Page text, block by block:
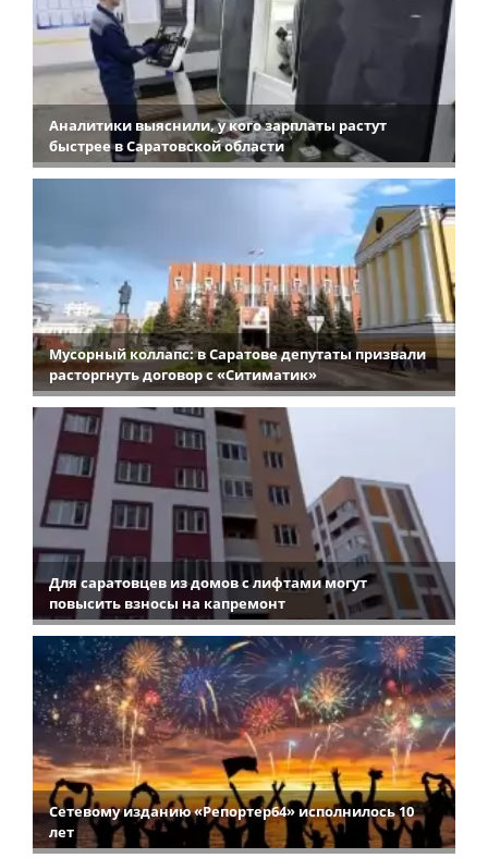
Аналитики выяснили, у кого зарплаты растут
быстрее в Саратовской области
Мусорный коллапс: в Саратове депутаты призвали
расторгнуть договор с «Ситиматик»
Для саратовцев из домов с лифтами могут
повысить взносы на капремонт
Сетевому изданию «Репортер64» исполнилось 10
лет